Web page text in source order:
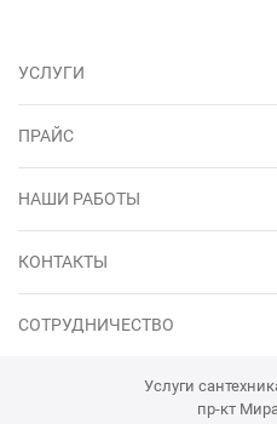
УСЛУГИ
ПРАЙС
НАШИ РАБОТЫ
КОНТАКТЫ
СОТРУДНИЧЕСТВО
Услуги
пр-кт